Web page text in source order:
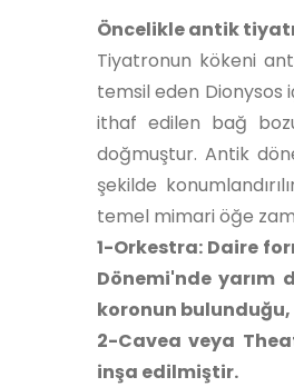
Öncelikle antik
Tiyatronun kökeni
temsil eden Dionysos
ithaf edilen bağ
doğmuştur. Antik
şekilde
temel mimari öğe
1-Orkestra: Daire
Dönemi'nde yarım
koronun
2-Cavea veya
inşa edilmiştir.